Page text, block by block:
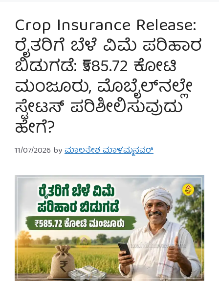
Crop Insurance Release:
ರೈತರಿಗೆ ಬೆಳೆ ವಿಮೆ ಪರಿಹಾರ
ಬಿಡುಗಡೆ: ₹585.72 ಕೋಟಿ
ಮಂಜೂರು, ಮೊಬೈಲ್‌ನಲ್ಲೇ
ಸ್ಟೇಟಸ್ ಪರಿಶೀಲಿಸುವುದು
ಹೇಗೆ?
11/07/2026 byಮಾಲತೇಶ ಮಾಳಮ್ಮನವರ್